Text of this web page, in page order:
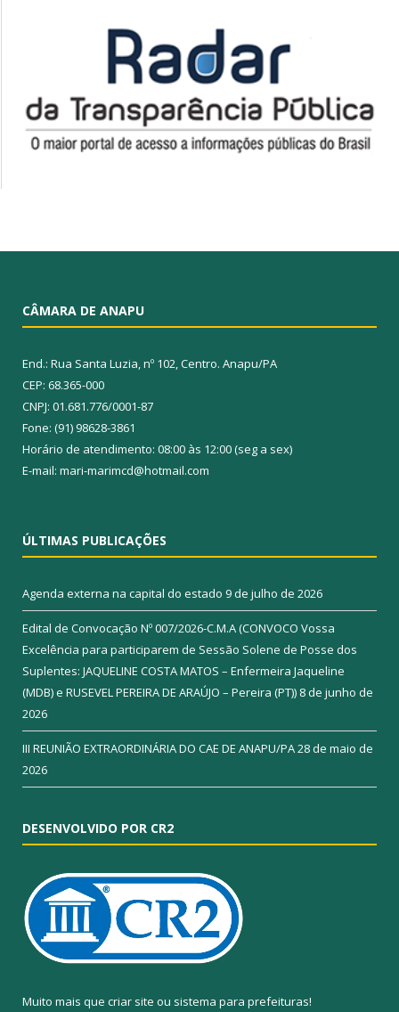
CÂMARA DE ANAPU
End.: Rua Santa Luzia, nº 102, Centro. Anapu/PA
CEP: 68.365-000
CNPJ: 01.681.776/0001-87
Fone: (91) 98628-3861
Horário de atendimento: 08:00 às 12:00 (seg a sex)
E-mail: mari-marimcd@hotmail.com
ÚLTIMAS PUBLICAÇÕES
Agenda externa na capital do estado 9 de julho de 2026
Edital de Convocação Nº 007/2026-C.M.A (CONVOCO Vossa
Excelência para participarem de Sessão Solene de Posse dos
Suplentes: JAQUELINE COSTA MATOS – Enfermeira Jaqueline
(MDB) e RUSEVEL PEREIRA DE ARAÚJO – Pereira (PT)) 8 de junho de
2026
III REUNIÃO EXTRAORDINÁRIA DO CAE DE ANAPU/PA28 de maio de
2026
DESENVOLVIDO POR CR2
Muito mais que criar site ou sistema para prefeituras!